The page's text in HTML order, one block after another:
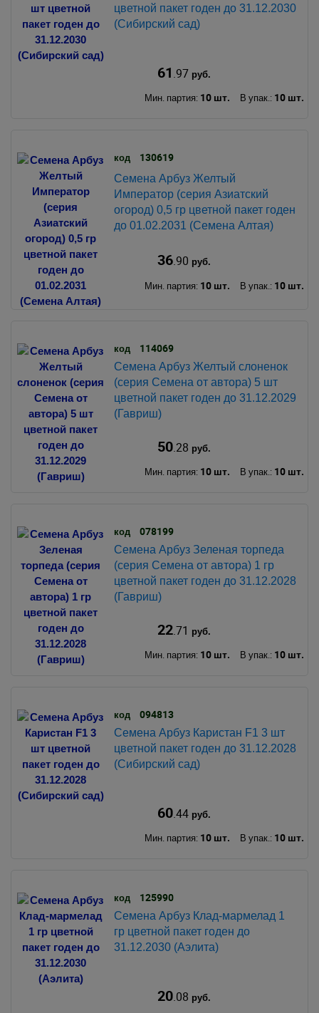
цветной пакет годен до 31.12.2030
(Сибирский сад)
61.97 руб.
Мин. партия: 10 шт. В упак.: 10 шт.
код 130619
Семена Арбуз Желтый
Император (серия Азиатский
огород) 0,5 гр цветной пакет годен
до 01.02.2031 (Семена Алтая)
36.90 руб.
Мин. партия: 10 шт. В упак.: 10 шт.
код 114069
Семена Арбуз Желтый слоненок
(серия Семена от автора) 5 шт
цветной пакет годен до 31.12.2029
(Гавриш)
50.28 руб.
Мин. партия: 10 шт. В упак.: 10 шт.
код 078199
Семена Арбуз Зеленая торпеда
(серия Семена от автора) 1 гр
цветной пакет годен до 31.12.2028
(Гавриш)
22.71 руб.
Мин. партия: 10 шт. В упак.: 10 шт.
код 094813
Семена Арбуз Каристан F1 3 шт
цветной пакет годен до 31.12.2028
(Сибирский сад)
60.44руб.
Мин. партия: 10 шт. В упак.: 10 шт.
код 125990
Семена Арбуз Клад-мармелад 1
гр цветной пакет годен до
31.12.2030 (Аэлита)
20.08 руб.